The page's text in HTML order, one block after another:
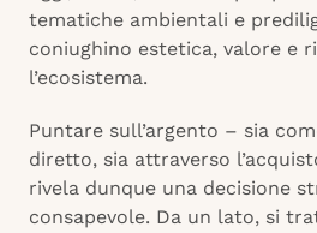
tematiche ambientali e
coniughino estetica, valore e
l’ecosistema.
Puntare sull’argento – sia
diretto, sia attraverso
rivela dunque una decisione
consapevole. Da un lato, si